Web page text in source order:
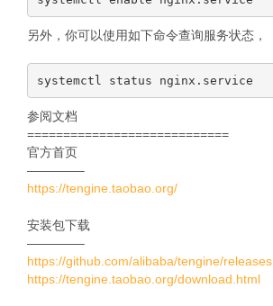
另外，你可以使用如下命令查询服务状态，
参阅文档
============================
官方首页
————–
https://tengine.taobao.org/
安装包下载
————–
https://github.com/alibaba/tengine/releases
https://tengine.taobao.org/download.html